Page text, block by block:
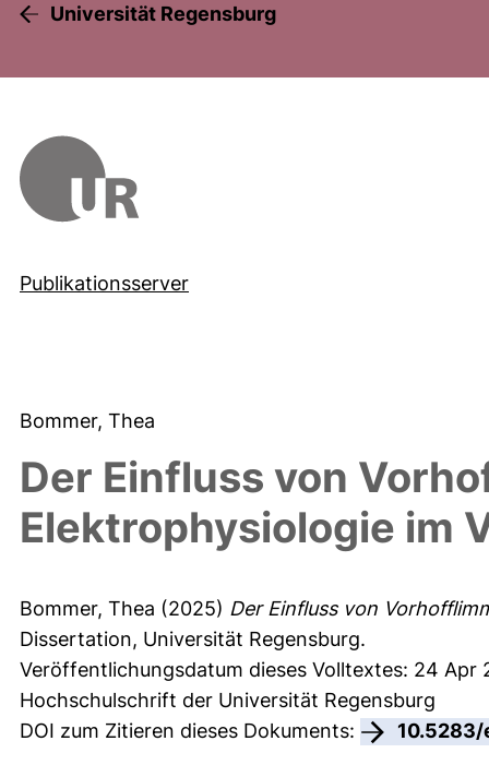
Universität Regensburg
Publikationsserver
Bommer, Thea
Der Einfluss von
Elektrophysiologie im
Bommer, Thea (2025) Der Einfluss von
Dissertation, Universität Regensburg.
Veröffentlichungsdatum dieses Volltextes: 24 Apr
Hochschulschrift der Universität Regensburg
DOI zum Zitieren dieses Dokuments:
10.5283/